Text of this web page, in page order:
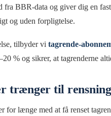
fra BBR-data og giver dig en
og uden forpligtelse.
tilbyder vi tagrende-
% og sikrer, at tagrenderne
trænger til rensning
for længe med at få renset